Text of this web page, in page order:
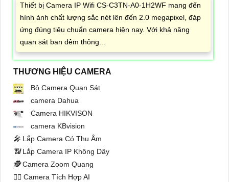
Thiết bị Camera IP Wifi CS-C3TN-A0-1H2WF mang đến
hình ảnh chất lượng sắc nét lên đến 2.0 megapixel, đáp
ứng đúng tiêu chuẩn camera hiện nay. Với khả năng
quan sát ban đêm thông...
THƯƠNG HIỆU CAMERA
Bộ Camera Quan Sát
camera Dahua
Camera HIKVISON
camera KBvision
️🎤️ Lắp Camera Có Thu Âm
📶Lắp Camera IP Không Dây
🕵️Camera Zoom Quang
🧛‍♀️ Camera Tích Hợp AI